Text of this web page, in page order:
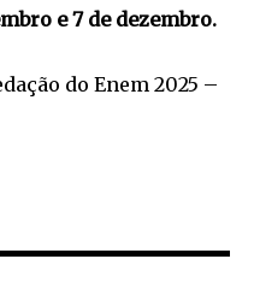
e 7 de dezembro.
do Enem 2025 –